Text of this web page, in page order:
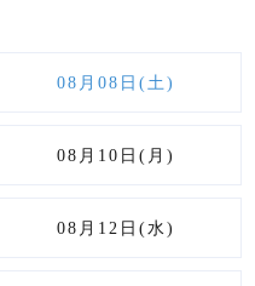
08月08日(土)
08月10日(月)
08月12日(水)